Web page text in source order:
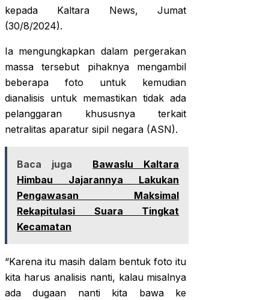
kepada Kaltara News, Jumat
(30/8/2024).
Ia mengungkapkan dalam pergerakan
massa tersebut pihaknya mengambil
beberapa foto untuk kemudian
dianalisis untuk memastikan tidak ada
pelanggaran khususnya terkait
netralitas aparatur sipil negara (ASN).
Baca juga
Bawaslu Kaltara
Himbau Jajarannya Lakukan
Pengawasan Maksimal
Rekapitulasi Suara Tingkat
Kecamatan
“Karena itu masih dalam bentuk foto itu
kita harus analisis nanti, kalau misalnya
ada dugaan nanti kita bawa ke